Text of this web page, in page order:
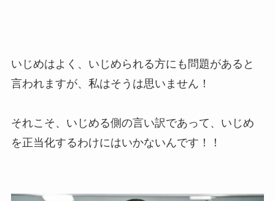
いじめはよく、いじめられる方にも問題があると
言われますが、私はそうは思いません！
それこそ、いじめる側の言い訳であって、いじめ
を正当化するわけにはいかないんです！！